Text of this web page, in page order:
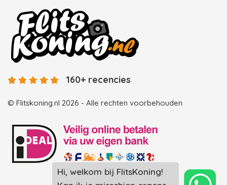
Hi, welkom bij FlitsKoning!
© Flitskoning.nl 2026 - Alle rechten voorbehouden
160+ recencies
Landingspagina overzicht photobooths